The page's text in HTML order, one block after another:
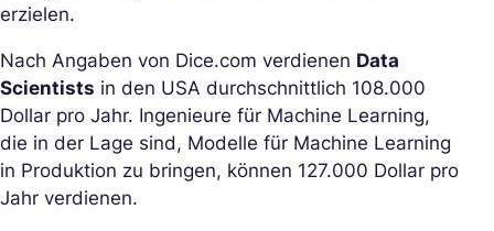
erzielen.
Nach Angaben von Dice.com verdienen Data
Scientists in den USA durchschnittlich 108.000
Dollar pro Jahr. Ingenieure für Machine Learning,
die in der Lage sind, Modelle für Machine Learning
in Produktion zu bringen, können 127.000 Dollar pro
Jahr verdienen.